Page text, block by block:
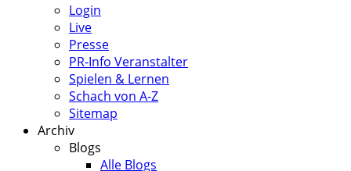
Login
Live
Presse
PR-Info Veranstalter
Spielen & Lernen
Schach von A-Z
Sitemap
Archiv
Blogs
Alle Blogs